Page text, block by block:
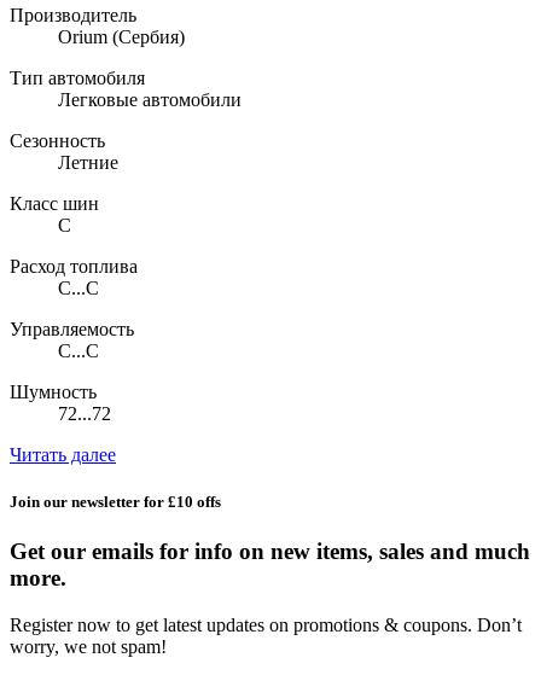
Производитель
Orium (Сербия)
Тип автомобиля
Легковые автомобили
Сезонность
Летние
Класс шин
C
Расход топлива
C...C
Управляемость
C...C
Шумность
72...72
Читать далее
Join our newsletter for £10 offs
Get our emails for info on new items, sales and much
more.
Register now to get latest updates on promotions & coupons. Don’t
worry, we not spam!